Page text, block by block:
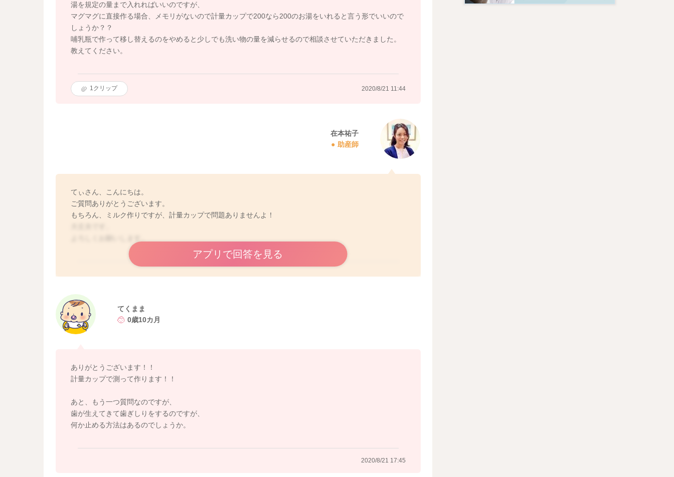
湯を規定の量まで入れればいいのですが、
マグマグに直接作る場合、メモリがないので計量カップで200なら200のお湯をいれると言う形でいいので
しょうか？？
哺乳瓶で作って移し替えるのをやめると少しでも洗い物の量を減らせるので相談させていただきました。
教えてください。
1クリップ 2020/8/21 11:44
在本祐子
助産師
てぃさん、こんにちは。
ご質問ありがとうございます。
もちろん、ミルク作りですが、計量カップで問題ありませんよ！
アプリで回答を見る
てくまま
0歳10カ月
ありがとうございます！！
計量カップで測って作ります！！
あと、もう一つ質問なのですが、
歯が生えてきて歯ぎしりをするのですが、
何か止める方法はあるのでしょうか。
2020/8/21 17:45